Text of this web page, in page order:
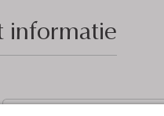
informatie